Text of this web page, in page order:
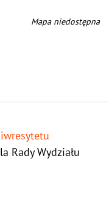
Mapa niedostępna
Rady Wydziału